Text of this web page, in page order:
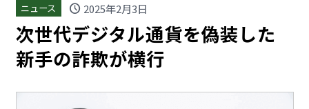
ニュース schedule 2025年2月3日
次世代デジタル通貨を偽装した
新手の詐欺が横行